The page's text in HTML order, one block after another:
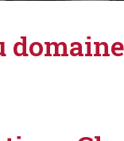
domaine